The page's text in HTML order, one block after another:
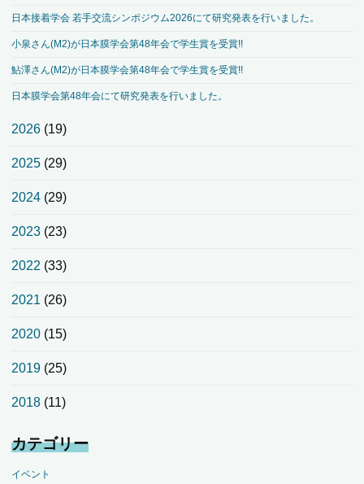
日本接着学会 若手交流シンポジウム2026にて研究発表を行いました。
小泉さん(M2)が日本膜学会第48年会で学生賞を受賞!!
鮎澤さん(M2)が日本膜学会第48年会で学生賞を受賞!!
日本膜学会第48年会にて研究発表を行いました。
2026(19)
2025(29)
2024(29)
2023(23)
2022 (33)
2021(26)
2020(15)
2019(25)
2018(11)
カテゴリー
イベント